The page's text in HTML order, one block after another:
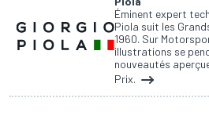
Éminent expert
Piola suit les
1960. Sur
illustrations se
nouveautés
Prix.